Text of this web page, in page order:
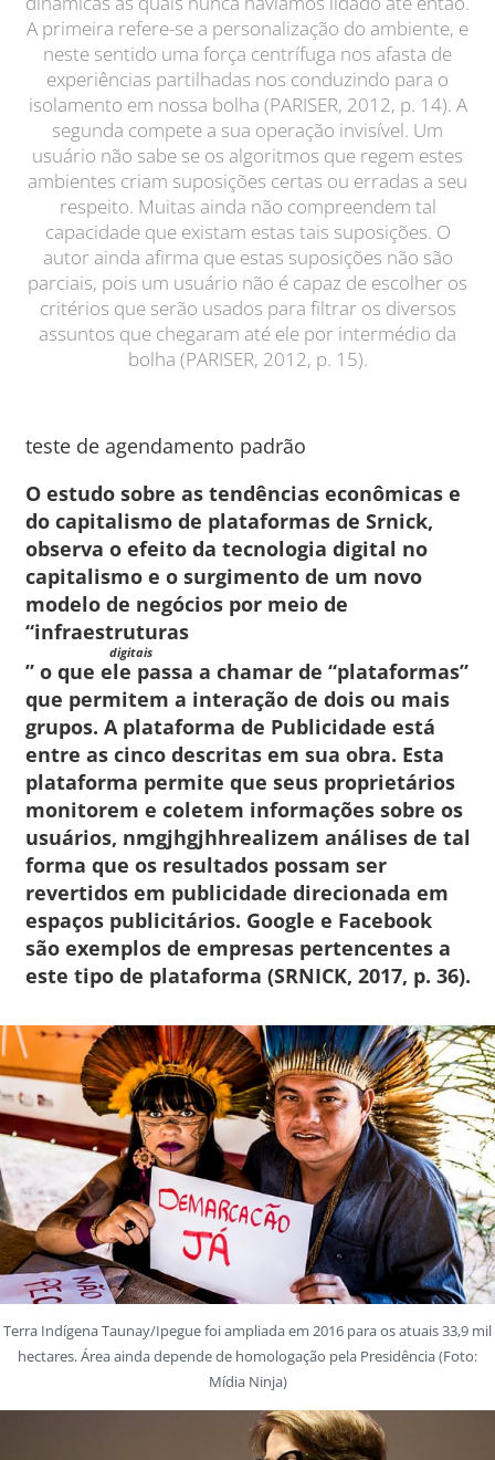
A primeira refere-se a personalização do ambiente, e
neste sentido uma força centrífuga nos afasta de
experiências partilhadas nos conduzindo para o
isolamento em nossa bolha (PARISER, 2012, p. 14). A
segunda compete a sua operação invisível. Um
usuário não sabe se os algoritmos que regem estes
ambientes criam suposições certas ou erradas a seu
respeito. Muitas ainda não compreendem tal
capacidade que existam estas tais suposições. O
autor ainda afirma que estas suposições não são
parciais, pois um usuário não é capaz de escolher os
critérios que serão usados para filtrar os diversos
assuntos que chegaram até ele por intermédio da
bolha (PARISER, 2012, p. 15).
teste de agendamento padrão
O estudo sobre as tendências econômicas e
do capitalismo de plataformas de Srnick,
observa o efeito da tecnologia digital no
capitalismo e o surgimento de um novo
modelo de negócios por meio de
“infraestruturas
digitais
” o que ele passa a chamar de “plataformas”
que permitem a interação de dois ou mais
grupos. A plataforma de Publicidade está
entre as cinco descritas em sua obra. Esta
plataforma permite que seus proprietários
monitorem e coletem informações sobre os
usuários, nmgjhgjhhrealizem análises de tal
forma que os resultados possam ser
revertidos em publicidade direcionada em
espaços publicitários. Google e Facebook
são exemplos de empresas pertencentes a
este tipo de plataforma (SRNICK, 2017, p. 36).
Terra Indígena Taunay/Ipegue foi ampliada em 2016 para os atuais 33,9 mil
hectares. Área ainda depende de homologação pela Presidência (Foto:
Mídia Ninja)